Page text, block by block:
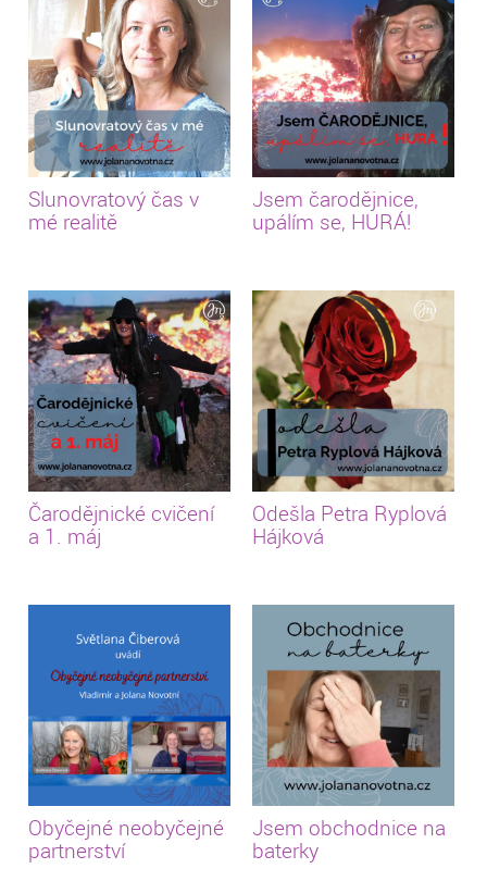
Slunovratový čas v
mé realitě
Jsem čarodějnice,
upálím se, HURÁ!
Čarodějnické cvičení
a 1. máj
Odešla Petra Ryplová
Hájková
Obyčejné neobyčejné
partnerství
Jsem obchodnice na
baterky